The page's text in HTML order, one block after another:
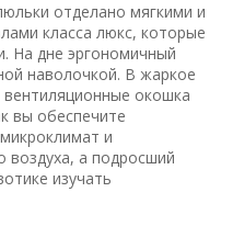
отделано мягкими и
класса люкс, которые
На дне эргономичный
наволочкой. В жаркое
окошка
вы обеспечите
и
воздуха, а подросший
изучать